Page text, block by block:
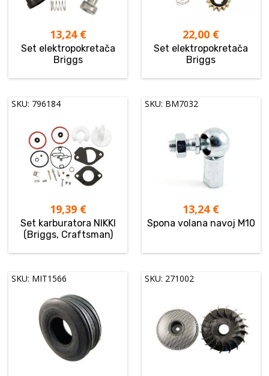
13,24 €
Set elektropokretača
Briggs
22,00 €
Set elektropokretača
Briggs
SKU: 796184
19,39 €
Set karburatora NIKKI
(Briggs, Craftsman)
SKU: BM7032
13,24 €
Spona volana navoj M10
SKU: MIT1566 SKU: 271002